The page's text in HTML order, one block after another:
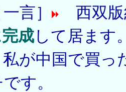
言］
西双版
成 して居ます
私が中国で買
す。